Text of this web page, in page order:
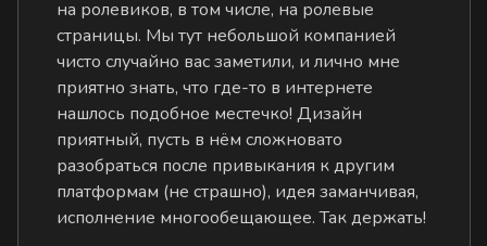
на ролевиков, в том числе, на ролевые
страницы. Мы тут небольшой компанией
чисто случайно вас заметили, и лично мне
приятно знать, что где-то в интернете
нашлось подобное местечко! Дизайн
приятный, пусть в нём сложновато
разобраться после привыкания к другим
платформам (не страшно), идея заманчивая,
исполнение многообещающее. Так держать!